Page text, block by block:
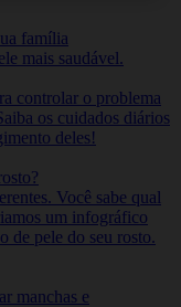
família
mais saudável.
controlar o problema
os cuidados diários
deles!
Você sabe qual
um infográfico
de pele do seu rosto.
manchas e